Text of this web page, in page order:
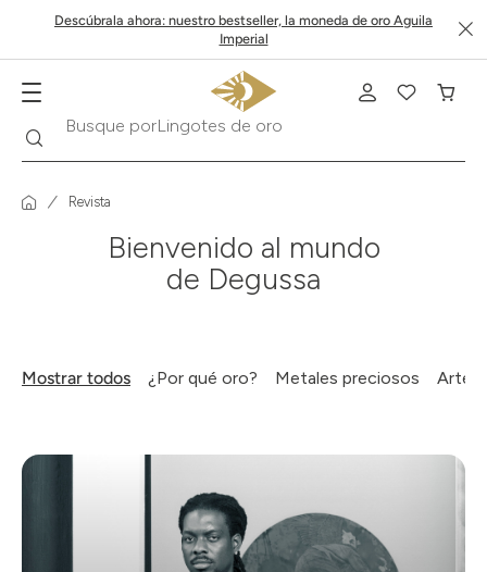
Descúbrala ahora: nuestro bestseller, la moneda de oro Aguila
Imperial
Busque por
Lingotes de oro
Revista
Bienvenido al mundo
de Degussa
Mostrar todos ¿Por qué oro? Metales preciosos Arte